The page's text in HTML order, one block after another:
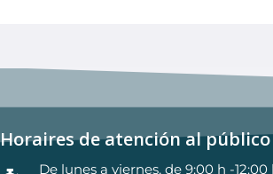
Horaires de atención al público
De lunes a viernes, de 9:00 h -12:00